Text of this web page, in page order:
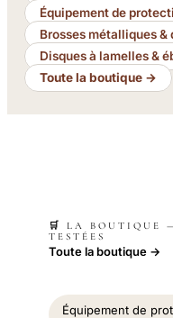
Équipement de
Brosses métalliques &
Disques à lamelles &
Toute la boutique →
🛒 LA BOUTIQUE
TESTÉES
Toute la boutique →
Équipement de